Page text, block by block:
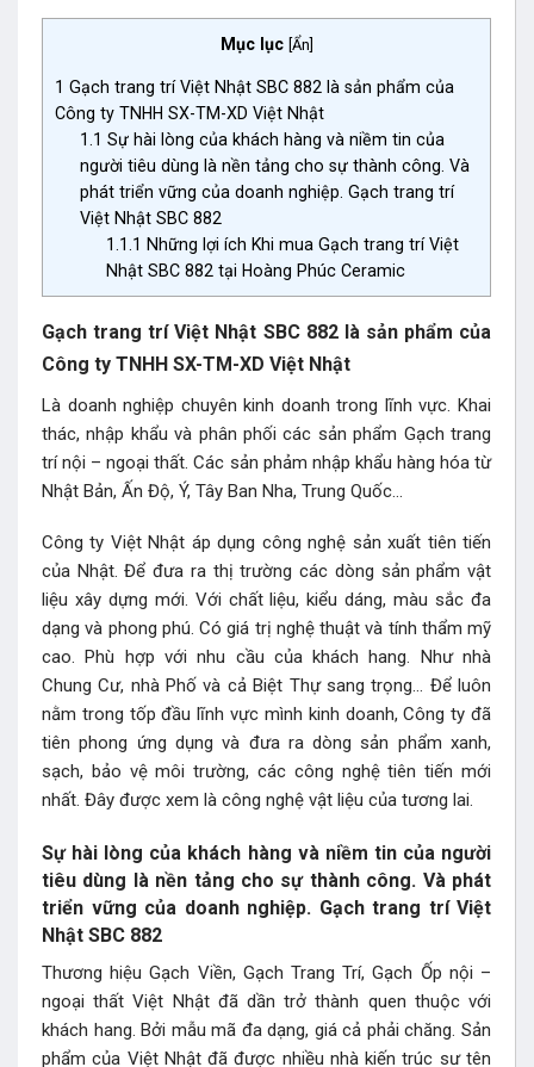
Mục lục Ẩn
1 Gạch trang trí Việt Nhật SBC 882 là sản phẩm của
Công ty TNHH SX-TM-XD Việt Nhật
1.1 Sự hài lòng của khách hàng và niềm tin của
người tiêu dùng là nền tảng cho sự thành công. Và
phát triển vững của doanh nghiệp. Gạch trang trí
Việt Nhật SBC 882
1.1.1 Những lợi ích Khi mua Gạch trang trí Việt
Nhật SBC 882 tại Hoàng Phúc Ceramic
Gạch trang trí Việt Nhật SBC 882 là sản phẩm của
Công ty TNHH SX-TM-XD Việt Nhật
Là doanh nghiệp chuyên kinh doanh trong lĩnh vực. Khai
thác, nhập khẩu và phân phối các sản phẩm Gạch trang
trí nội – ngoại thất. Các sản phảm nhập khẩu hàng hóa từ
Nhật Bản, Ấn Độ, Ý, Tây Ban Nha, Trung Quốc…
Công ty Việt Nhật áp dụng công nghệ sản xuất tiên tiến
của Nhật. Để đưa ra thị trường các dòng sản phẩm vật
liệu xây dựng mới. Với chất liệu, kiểu dáng, màu sắc đa
dạng và phong phú. Có giá trị nghệ thuật và tính thẩm mỹ
cao. Phù hợp với nhu cầu của khách hang. Như nhà
Chung Cư, nhà Phố và cả Biệt Thự sang trọng… Để luôn
nằm trong tốp đầu lĩnh vực mình kinh doanh, Công ty đã
tiên phong ứng dụng và đưa ra dòng sản phẩm xanh,
sạch, bảo vệ môi trường, các công nghệ tiên tiến mới
nhất. Đây được xem là công nghệ vật liệu của tương lai.
Sự hài lòng của khách hàng và niềm tin của người
tiêu dùng là nền tảng cho sự thành công. Và phát
triển vững của doanh nghiệp. Gạch trang trí Việt
Nhật SBC 882
Thương hiệu Gạch Viền, Gạch Trang Trí, Gạch Ốp nội –
ngoại thất Việt Nhật đã dần trở thành quen thuộc với
khách hang. Bởi mẫu mã đa dạng, giá cả phải chăng. Sản
phẩm của Việt Nhật đã được nhiều nhà kiến trúc sư tên